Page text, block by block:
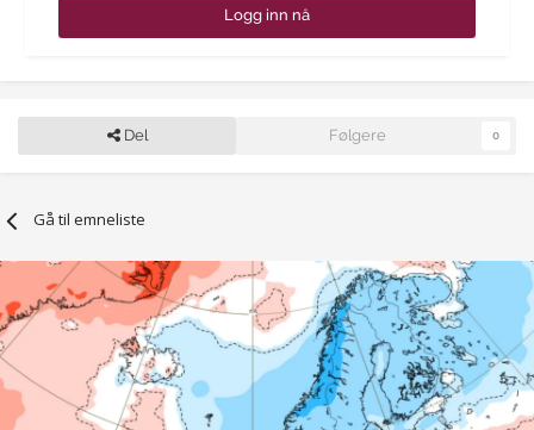
Logg inn nå
Del Følgere 0
Gå til emneliste